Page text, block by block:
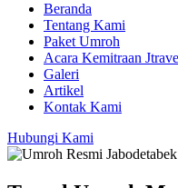
Beranda
Tentang Kami
Paket Umroh
Acara Kemitraan
Galeri
Artikel
Kontak Kami
Hubungi Kami